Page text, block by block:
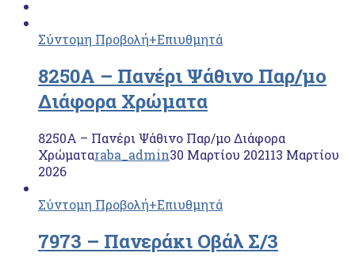
Σύντομη Προβολή+Επιυθμητά
8250Α – Πανέρι Ψάθινο Παρ/μο
Διάφορα Χρώματα
8250Α – Πανέρι Ψάθινο Παρ/μο Διάφορα
Χρώματαraba_admin30 Μαρτίου 202113 Μαρτίου
2026
Σύντομη Προβολή+Επιυθμητά
7973 – Πανεράκι Οβάλ Σ/3